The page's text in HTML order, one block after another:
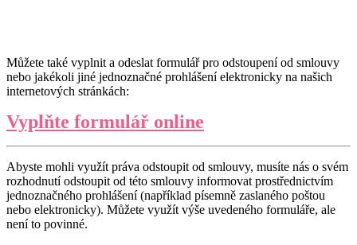
Můžete také vyplnit a odeslat formulář pro odstoupení od smlouvy
nebo jakékoli jiné jednoznačné prohlášení elektronicky na našich
internetových stránkách:
Vyplňte formulář online
Abyste mohli využít práva odstoupit od smlouvy, musíte nás o svém
rozhodnutí odstoupit od této smlouvy informovat prostřednictvím
jednoznačného prohlášení (například písemně zaslaného poštou
nebo elektronicky). Můžete využít výše uvedeného formuláře, ale
není to povinné.